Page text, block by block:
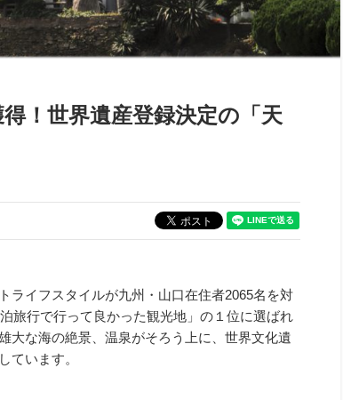
！世界遺産登録決定の「天
ライフスタイルが九州・山口在住者2065名を対
旅行で行って良かった観光地」の１位に選ばれ
大な海の絶景、温泉がそろう上に、世界文化遺
ています。